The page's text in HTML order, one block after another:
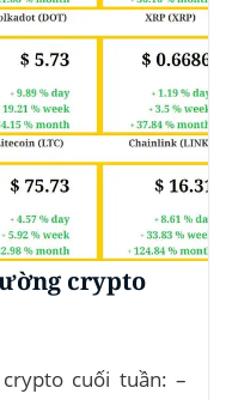
crypto
cuối tuần: –